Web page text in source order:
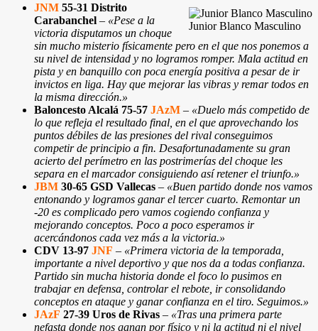
Junior Blanco Masculino
JNM 55-31 Distrito
Carabanchel – «Pese a la
victoria disputamos un choque
sin mucho misterio físicamente pero en el que nos ponemos a
su nivel de intensidad y no logramos romper. Mala actitud en
pista y en banquillo con poca energía positiva a pesar de ir
invictos en liga. Hay que mejorar las vibras y remar todos en
la misma dirección.»
Baloncesto Alcalá 75-57 JAzM – «Duelo más competido de
lo que refleja el resultado final, en el que aprovechando los
puntos débiles de las presiones del rival conseguimos
competir de principio a fin. Desafortunadamente su gran
acierto del perímetro en las postrimerías del choque les
separa en el marcador consiguiendo así retener el triunfo.»
JBM 30-65 GSD Vallecas – «Buen partido donde nos vamos
entonando y logramos ganar el tercer cuarto. Remontar un
-20 es complicado pero vamos cogiendo confianza y
mejorando conceptos. Poco a poco esperamos ir
acercándonos cada vez más a la victoria.»
CDV 13-97 JNF – «Primera victoria de la temporada,
importante a nivel deportivo y que nos da a todas confianza.
Partido sin mucha historia donde el foco lo pusimos en
trabajar en defensa, controlar el rebote, ir consolidando
conceptos en ataque y ganar confianza en el tiro. Seguimos.»
JAzF 27-39 Uros de Rivas – «Tras una primera parte
nefasta donde nos ganan por físico y ni la actitud ni el nivel